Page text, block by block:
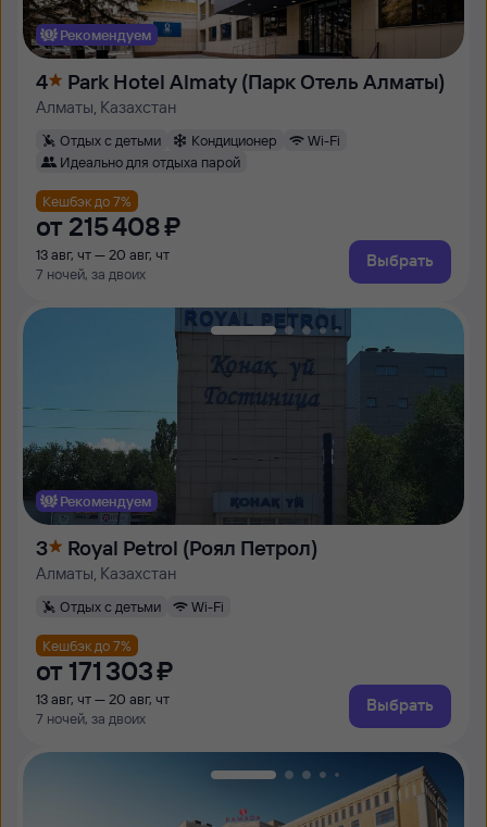
Рекомендуем
4 Park Hotel Almaty (Парк Отель Алматы)
Алматы, Казахстан
Отдых с детьми Кондиционер
Wi-Fi
Идеально для отдыха парой
Кешбэк до 7%
от 215 ⁠408 ⁠₽
13 авг, чт — 20 авг, чт
7 ночей, за двоих
Выбрать
Рекомендуем
3 Royal Petrol (Роял Петрол)
Алматы, Казахстан
Отдых с детьми Wi-Fi
Кешбэк до 7%
от 171 ⁠303 ⁠₽
13 авг, чт — 20 авг, чт
7 ночей, за двоих
Выбрать